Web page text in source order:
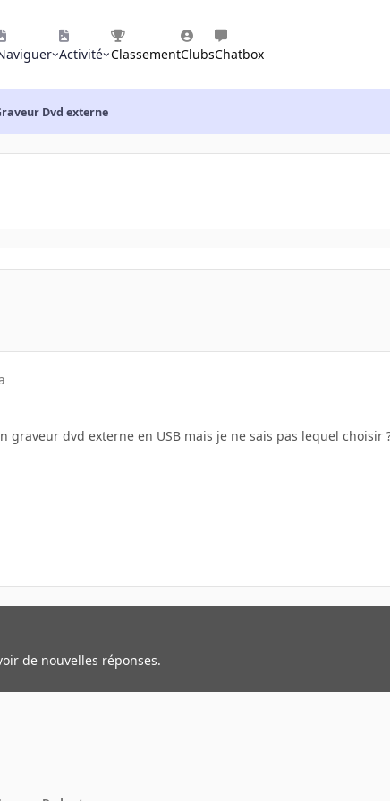
Activité ClassementClubsChatbox
Dvd externe
graveur dvd externe en USB mais je ne sais pas lequel choisir
de nouvelles réponses.